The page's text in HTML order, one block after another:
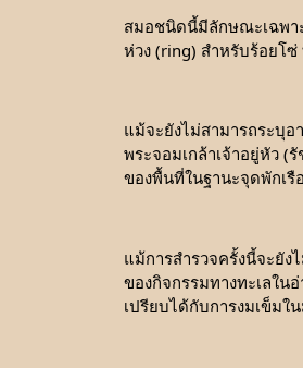
สมอชนิดนี้มีลักษณะเฉพา
ห่วง (ring) สำหรับร้อยโ
แม้จะยังไม่สามารถระบุ
พระจอมเกล้าเจ้าอยู่หัว
ของพื้นที่ในฐานะจุดพักเรื
แม้การสำรวจครั้งนี้จะยั
ของกิจกรรมทางทะเลใน
เปรียบได้กับการงมเข็ม